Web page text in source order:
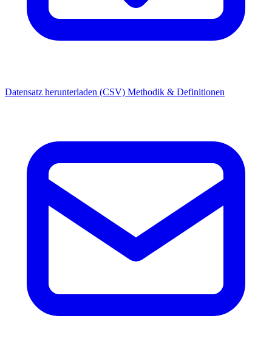
Datensatz herunterladen (CSV) Methodik & Definitionen